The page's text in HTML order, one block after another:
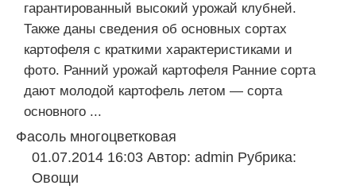
гарантированный высокий урожай клубней.
Также даны сведения об основных сортах
картофеля с краткими характеристиками и
фото. Ранний урожай картофеля Ранние сорта
дают молодой картофель летом — сорта
основного ...
Фасоль многоцветковая
01.07.2014 16:03 Автор: admin Рубрика:
Овощи